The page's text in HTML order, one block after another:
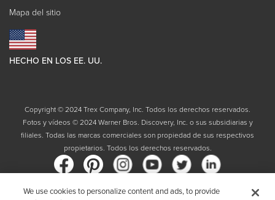
Mapa del sitio
HECHO EN LOS EE. UU.
Copyright © 2024 Trex Company, Inc. Todos los derechos reservados.
Fotos y vídeos © 2024 Warner Bros. Discovery, Inc. o sus subsidiarias y
filiales. Todas las marcas comerciales son propiedad de sus respectivos
propietarios. Todos los derechos reservados.
We use cookies to personalize content and ads, to provide